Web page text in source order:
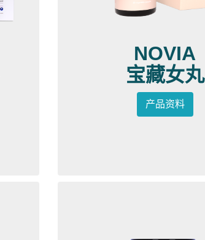
NOVIA
宝藏女丸
产品资料